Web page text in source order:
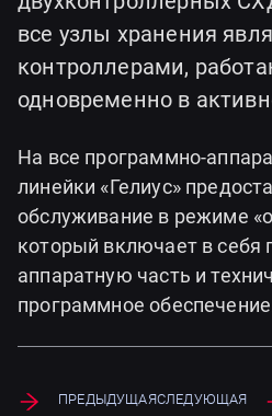
все узлы хранения
контроллерами,
одновременно в
На все программно-
линейки «Гелиус»
обслуживание в режиме
который включает в себя
аппаратную часть и
программное
ПредыдущаяСледующая